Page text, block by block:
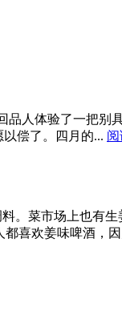
体验了一把别
偿了。四月的...
料。菜市场上也
欢姜味啤酒，因